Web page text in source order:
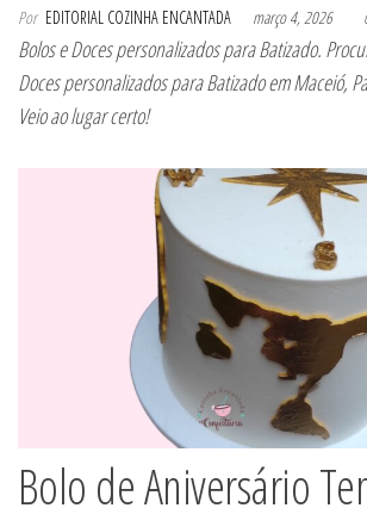
Por EDITORIAL COZINHA ENCANTADA março 4, 2026
Bolos e Doces personalizados para Batizado.
Doces personalizados para Batizado em Maceió,
Veio ao lugar certo!
Bolo de Aniversário